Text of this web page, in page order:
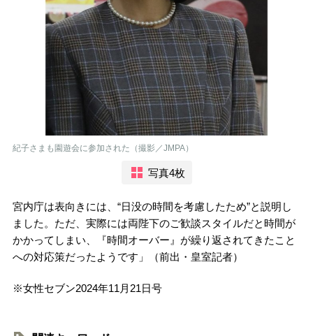
紀子さまも園遊会に参加された（撮影／JMPA）
写真4枚
宮内庁は表向きには、“日没の時間を考慮したため”と説明し
ました。ただ、実際には両陛下のご歓談スタイルだと時間が
かかってしまい、『時間オーバー』が繰り返されてきたこと
への対応策だったようです」（前出・皇室記者）
※女性セブン2024年11月21日号